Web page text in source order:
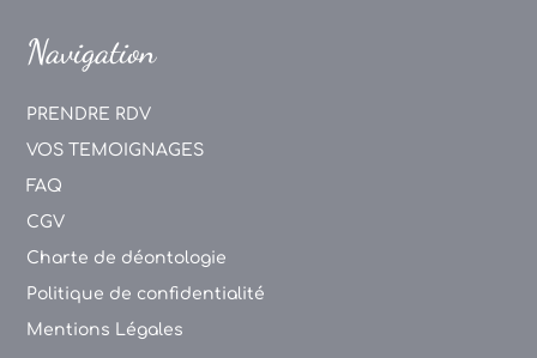
Navigation
PRENDRE RDV
VOS TEMOIGNAGES
FAQ
CGV
Charte de déontologie
Politique de confidentialité
Mentions Légales